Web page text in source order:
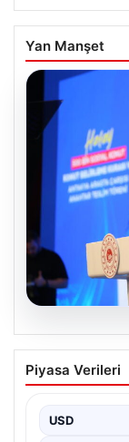
Yan Manşet
Bakan
Kurum,
ve büyük…
Piyasa Verileri
USD